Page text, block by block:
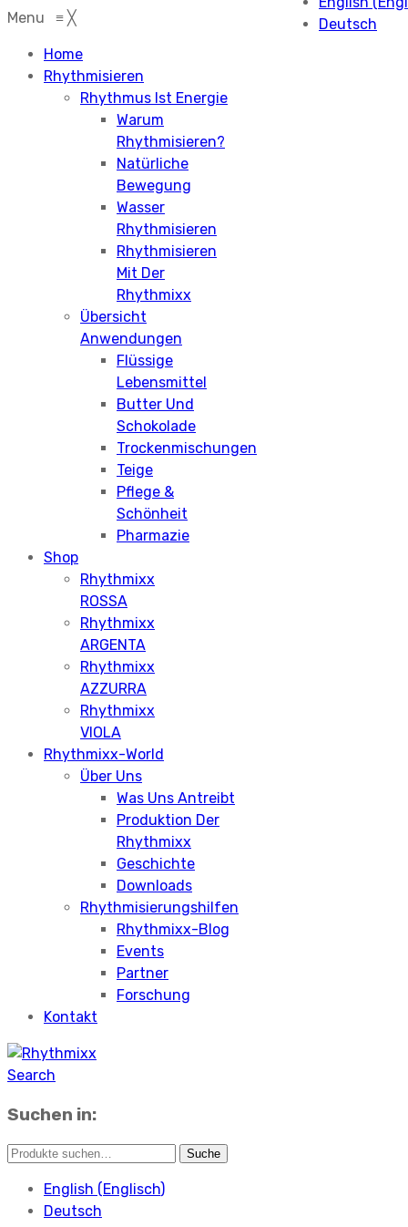
Menu ≡ ╳
Home
Rhythmisieren
Rhythmus Ist Energie
Warum
Rhythmisieren?
Natürliche
Bewegung
Wasser
Rhythmisieren
Rhythmisieren
Mit Der
Rhythmixx
Übersicht
Anwendungen
Flüssige
Lebensmittel
Butter Und
Schokolade
Trockenmischungen
Teige
Pflege &
Schönheit
Pharmazie
Shop
Rhythmixx
ROSSA
Rhythmixx
ARGENTA
Rhythmixx
AZZURRA
Rhythmixx
VIOLA
Rhythmixx-World
Über Uns
Was Uns Antreibt
Produktion Der
Rhythmixx
Geschichte
Downloads
Rhythmisierungshilfen
Rhythmixx-Blog
Events
Partner
Forschung
Kontakt
Deutsch
Search
Suchen in:
English ( Englisch)
Deutsch